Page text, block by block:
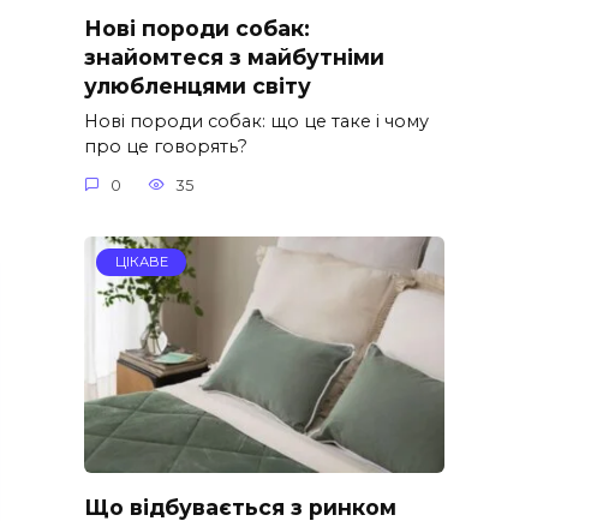
Нові породи собак:
знайомтеся з майбутніми
улюбленцями світу
Нові породи собак: що це таке і чому
про це говорять?
0 35
ЦІКАВЕ
Що відбувається з ринком